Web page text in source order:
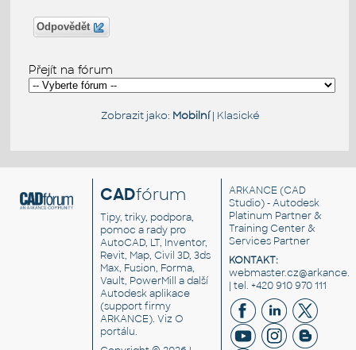
Odpovědět
Přejít na fórum
Zobrazit jako: Mobilní| Klasické
CADfórum
Tipy, triky, podpora,
pomoc a rady pro
AutoCAD, LT, Inventor,
Revit, Map, Civil 3D, 3ds
Max, Fusion, Forma,
Vault, PowerMill a další
Autodesk aplikace
(support firmy
ARKANCE). VizO
portálu.
ARKANCE (CAD
Studio) - Autodesk
Platinum Partner &
Training Center &
Services Partner
KONTAKT:
| tel. +420 910 970 111